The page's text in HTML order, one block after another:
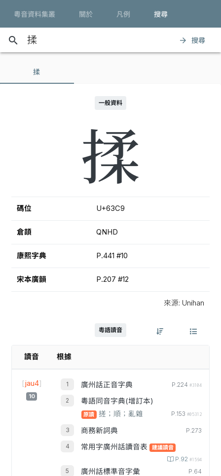
粵音資料集叢 關於 凡例 搜尋
search arrow_forward 搜尋
揉
一般資料
揉
碼位 U+63C9
倉頡 QNHD
康熙字典 P.441 #10
宋本廣韻 P.207 #12
來源: Unihan
粵語讀音
讀音 根據
[jau4]
10
廣州話正音字典 P.224 #3104
粵語同音字典(增訂本)
原讀 搓；順；亂雜 P.153 #05312
商務新詞典 P.273
常用字廣州話讀音表 建議讀音
P.92 #1594
廣州話標準音字彙 P.64